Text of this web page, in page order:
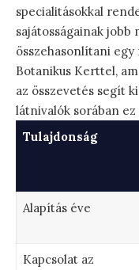
specialitásokkal
sajátosságainak
összehasonlítani egy
Botanikus Kerttel,
az összevetés segít
látnivalók sorában ez
Tulajdonság
Alapítás éve
Kapcsolat az